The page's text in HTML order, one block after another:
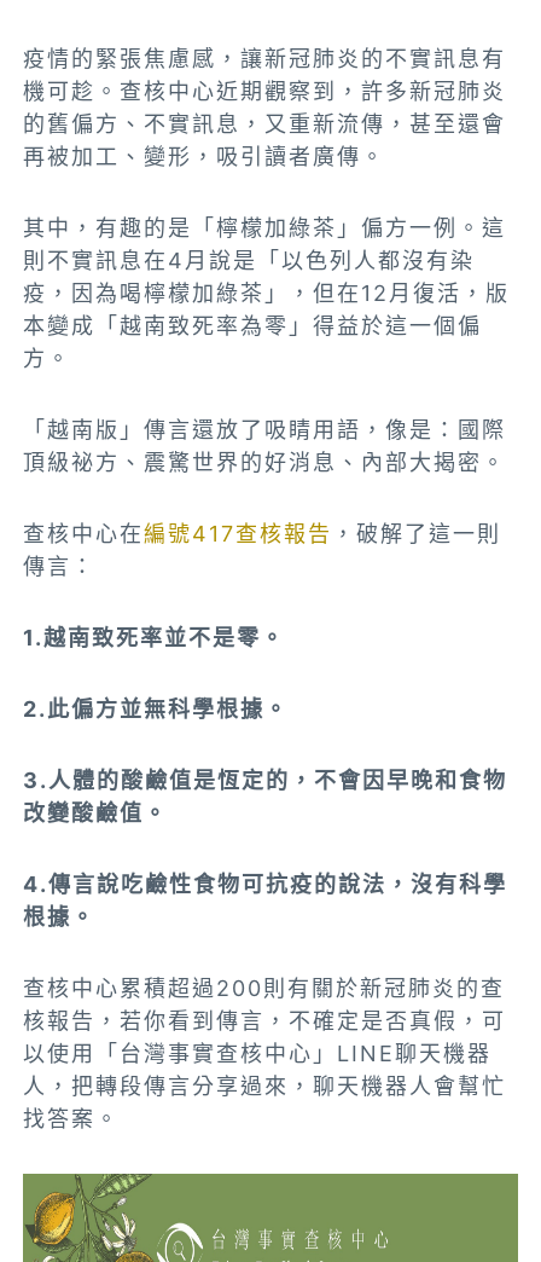
疫情的緊張焦慮感，讓新冠肺炎的不實訊息有
機可趁。查核中心近期觀察到，許多新冠肺炎
的舊偏方、不實訊息，又重新流傳，甚至還會
再被加工、變形，吸引讀者廣傳。
其中，有趣的是「檸檬加綠茶」偏方一例。這
則不實訊息在4月說是「以色列人都沒有染
疫，因為喝檸檬加綠茶」，但在12月復活，版
本變成「越南致死率為零」得益於這一個偏
方。
「越南版」傳言還放了吸睛用語，像是：國際
頂級祕方、震驚世界的好消息、內部大揭密。
查核中心在編號417查核報告 ，破解了這一則
傳言：
1.越南致死率並不是零。
2.此偏方並無科學根據。
3.人體的酸鹼值是恆定的，不會因早晚和食物
改變酸鹼值。
4.傳言說吃鹼性食物可抗疫的說法，沒有科學
根據。
查核中心累積超過200則有關於新冠肺炎的查
核報告，若你看到傳言，不確定是否真假，可
以使用「台灣事實查核中心」LINE聊天機器
人，把轉段傳言分享過來，聊天機器人會幫忙
找答案。